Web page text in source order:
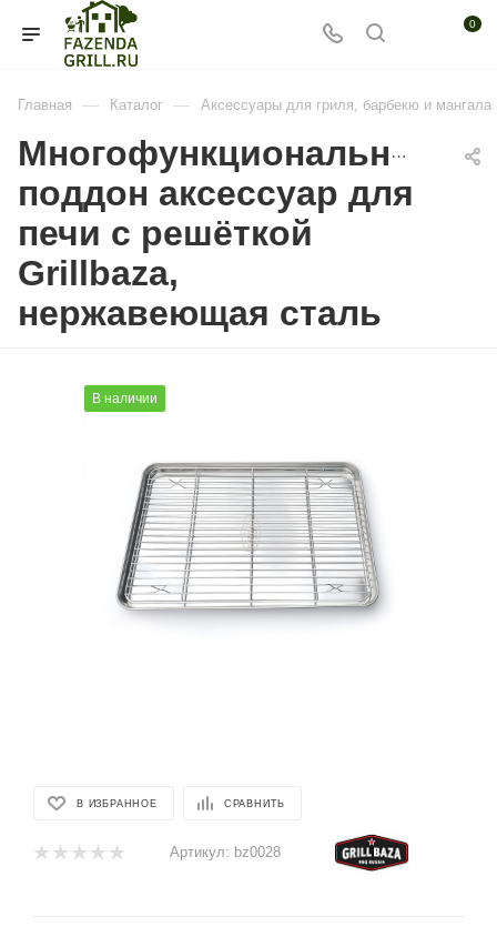
0
Главная — Каталог — Аксессуары для гриля, барбекю и мангала
Многофункциональный
поддон аксессуар для
печи с решёткой
Grillbaza,
нержавеющая сталь
В наличии
В ИЗБРАННОЕ СРАВНИТЬ
Артикул: bz0028